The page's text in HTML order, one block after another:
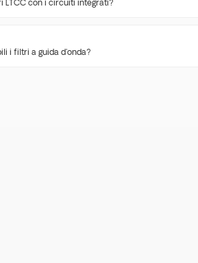
LTCC con i circuiti integrati?
i filtri a guida d'onda?